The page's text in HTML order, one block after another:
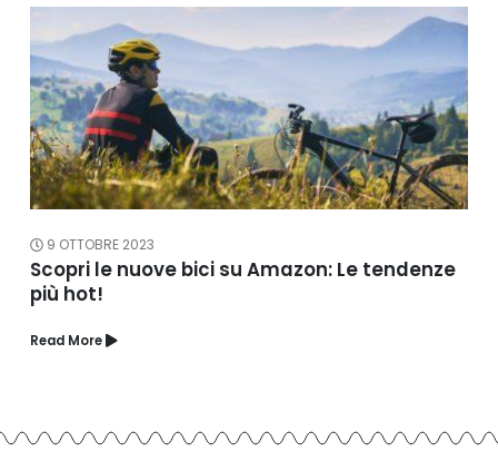
9 OTTOBRE 2023
Scopri le nuove bici su Amazon: Le tendenze
più hot!
Read More